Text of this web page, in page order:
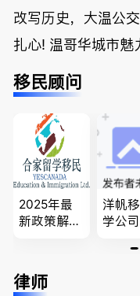
改写历史，大温公交
扎心! 温哥华城市魅
移民顾问
2025年最
新政策解
免费咨询各
类疑难签证
洋帆
学公
签各
律师